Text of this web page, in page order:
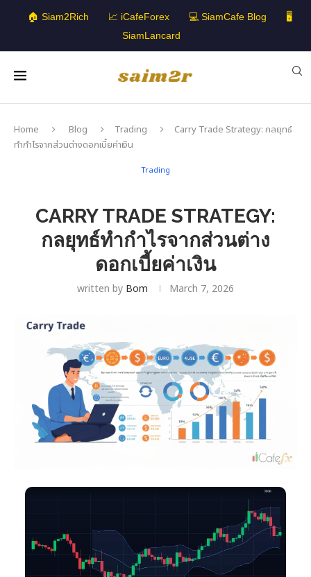
🏠 Siam2Rich 📈 iCafeForex 💻 SiamCafe Blog
🖥️
SiamLancard
Home Blog Trading
Carry Trade Strategy: กลยุทธ์
ทำกำไรจากส่วนต่างดอกเบี้ยค่าเงิน
Trading
CARRY TRADE STRATEGY:
กลยุทธ์ทำกำไรจากส่วนต่าง
ดอกเบี้ยค่าเงิน
written by Bom March 7, 2026